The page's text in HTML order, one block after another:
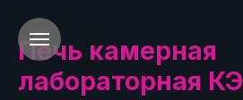
Печь камерная
лабораторная